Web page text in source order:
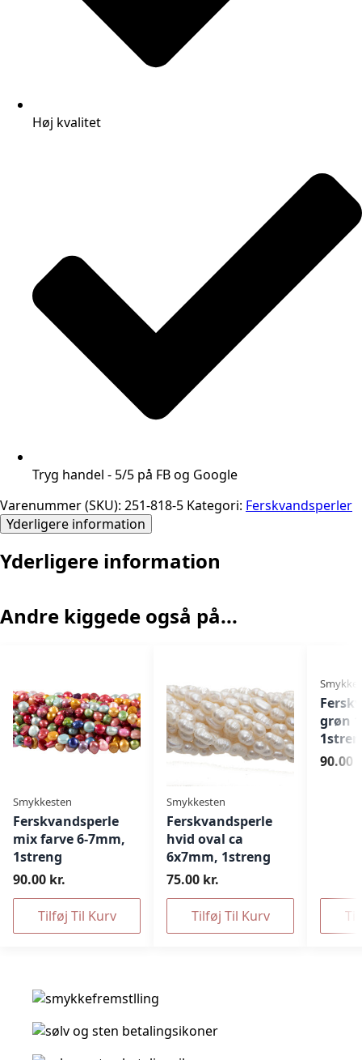
Høj kvalitet
Tryg handel - 5/5 på FB og Google
Varenummer (SKU): 251-818-5 Kategori: Ferskvandsperler
Yderligere information
Yderligere information
Andre kiggede også på...
Smykkesten
Ferskvandsperle
mix farve 6-7mm,
1streng
90.00 kr.
Tilføj Til Kurv
Smykkesten
Ferskvandsperle
hvid oval ca
6x7mm, 1streng
75.00 kr.
Tilføj Til Kurv
grøn
90.00